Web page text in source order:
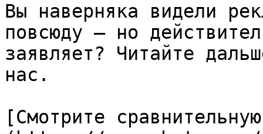
Вы наверняка видели
повсюду — но
заявляет? Читайте
нас.
[Смотрите